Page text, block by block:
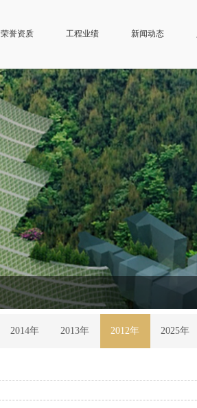
荣誉资质 工程业绩 新闻动态
2014年 2013年 2012年 2025年